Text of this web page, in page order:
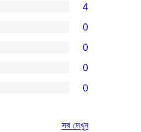
4
0
0
0
0
সবরিভিউ
দেখুন